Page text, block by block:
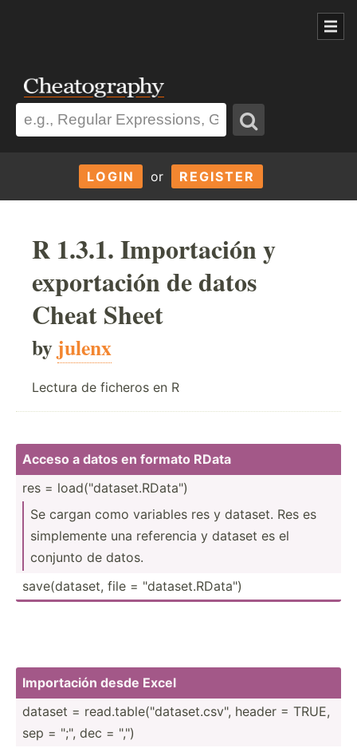
LOGIN or REGISTER
R 1.3.1. Importación y
exportación de datos
Cheat Sheet
byjulenx
Lectura de ficheros en R
Acceso a datos en formato RData
res = load("d­ata­set.RD­ata­")
Se cargan como variables res y dataset. Res es
simple­mente una referencia y dataset es el
conjunto de datos.
save(d­ataset, file = "­dat­ase­t.R­Dat­a")
Import­ación desde Excel
dataset = read.t­abl­e("d­ata­set.cs­v", header = TRUE,
sep = "­;", dec = "­,")